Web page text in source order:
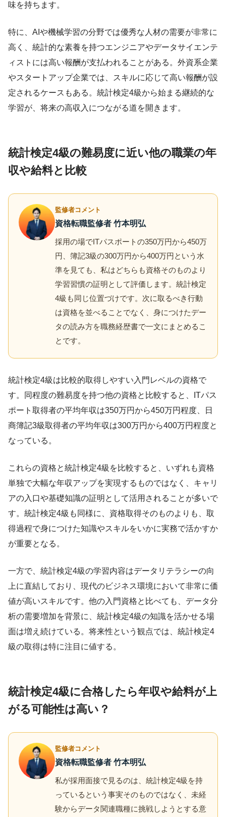
味を持ちます。
特に、AIや機械学習の分野では優秀な人材の需要が非常に
高く、統計的な素養を持つエンジニアやデータサイエンテ
ィストには高い報酬が支払われることがある。外資系企業
やスタートアップ企業では、スキルに応じて高い報酬が設
定されるケースもある。統計検定4級から始まる継続的な
学習が、将来の高収入につながる道を開きます。
統計検定4級の難易度に近い他の職業の年
収や給料と比較
監修者コメント
資格転職監修者 竹本明弘
採用の場でITパスポートの350万円から450万
円、簿記3級の300万円から400万円という水
準を見ても、私はどちらも資格そのものより
学習習慣の証明として評価します。統計検定
4級も同じ位置づけです。次に取るべき行動
は資格を並べることでなく、身につけたデー
タの読み方を職務経歴書で一文にまとめるこ
とです。
統計検定4級は比較的取得しやすい入門レベルの資格で
す。同程度の難易度を持つ他の資格と比較すると、ITパス
ポート取得者の平均年収は350万円から450万円程度、日
商簿記3級取得者の平均年収は300万円から400万円程度と
なっている。
これらの資格と統計検定4級を比較すると、いずれも資格
単独で大幅な年収アップを実現するものではなく、キャリ
アの入口や基礎知識の証明として活用されることが多いで
す。統計検定4級も同様に、資格取得そのものよりも、取
得過程で身につけた知識やスキルをいかに実務で活かすか
が重要となる。
一方で、統計検定4級の学習内容はデータリテラシーの向
上に直結しており、現代のビジネス環境において非常に価
値が高いスキルです。他の入門資格と比べても、データ分
析の需要増加を背景に、統計検定4級の知識を活かせる場
面は増え続けている。将来性という観点では、統計検定4
級の取得は特に注目に値する。
統計検定4級に合格したら年収や給料が上
がる可能性は高い？
監修者コメント
資格転職監修者 竹本明弘
私が採用面接で見るのは、統計検定4級を持
っているという事実そのものではなく、未経
験からデータ関連職種に挑戦しようとする意